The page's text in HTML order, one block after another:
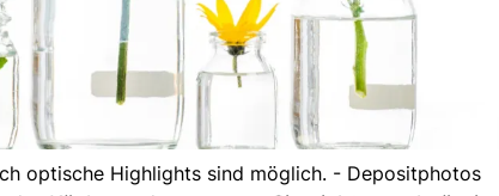
optische Highlights sind möglich. - Depositphotos